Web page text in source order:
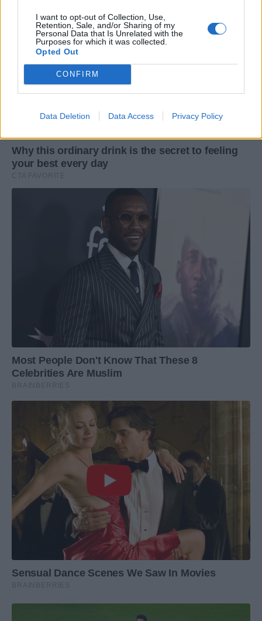
I want to opt-out of Collection, Use,
Retention, Sale, and/or Sharing of my
Personal Data that Is Unrelated with the
Purposes for which it was collected.
Opted Out
CONFIRM
Data Deletion Data Access Privacy Policy